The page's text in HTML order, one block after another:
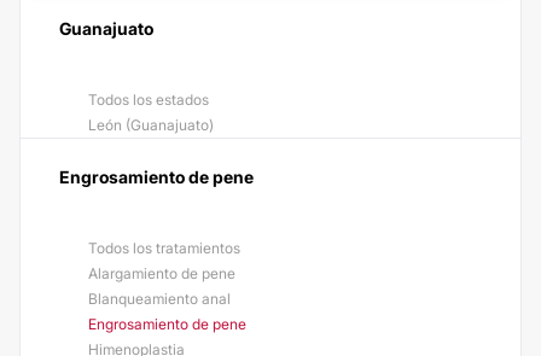
Guanajuato
Todos los estados
León (Guanajuato)
Engrosamiento de pene
Todos los tratamientos
Alargamiento de pene
Blanqueamiento anal
Engrosamiento de pene
Himenoplastia